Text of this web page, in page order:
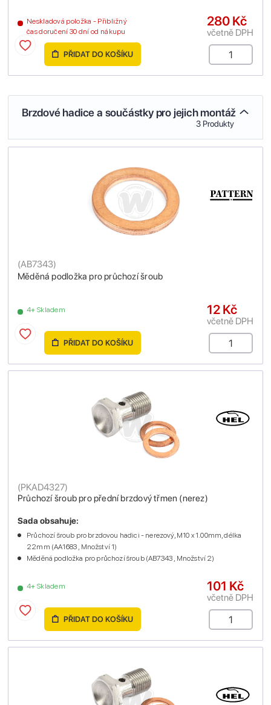
Neskladová položka - Přibližný
čas doručení 30 dní od nákupu
280 Kč
včetně DPH
PŘIDAT DO KOŠÍKU
Brzdové hadice a součástky pro jejich montáž
3 Produkty
Měděná podložka pro průchozí šroub
(AB7343)
4+ Skladem 12 Kč
včetně DPH
PŘIDAT DO KOŠÍKU
Průchozí šroub pro přední brzdový třmen (nerez)
(PKAD4327)
4+ Skladem
Sada obsahuje:
Průchozí šroub pro brzdovou hadici - nerezový, M10 x 1.00mm, délka
22mm (AA1683 , Množství 1)
Měděná podložka pro průchozí šroub (AB7343 , Množství 2)
101 Kč
včetně DPH
PŘIDAT DO KOŠÍKU